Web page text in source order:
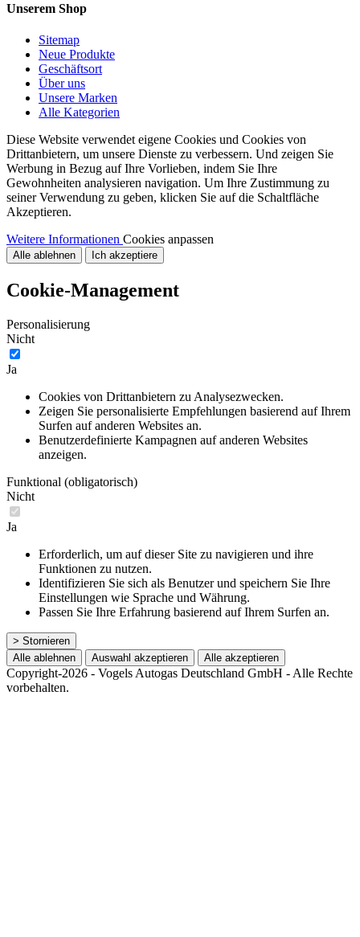
Unserem Shop
Sitemap
Neue Produkte
Geschäftsort
Über uns
Unsere Marken
Alle Kategorien
Diese Website verwendet eigene Cookies und Cookies von
Drittanbietern, um unsere Dienste zu verbessern. Und zeigen Sie
Werbung in Bezug auf Ihre Vorlieben, indem Sie Ihre
Gewohnheiten analysieren navigation. Um Ihre Zustimmung zu
seiner Verwendung zu geben, klicken Sie auf die Schaltfläche
Akzeptieren.
Weitere Informationen Cookies anpassen
Alle ablehnen Ich akzeptiere
Cookie-Management
Personalisierung
Nicht
Ja
Cookies von Drittanbietern zu Analysezwecken.
Zeigen Sie personalisierte Empfehlungen basierend auf Ihrem
Surfen auf anderen Websites an.
Benutzerdefinierte Kampagnen auf anderen Websites
anzeigen.
Funktional (obligatorisch)
Nicht
Ja
Erforderlich, um auf dieser Site zu navigieren und ihre
Funktionen zu nutzen.
Identifizieren Sie sich als Benutzer und speichern Sie Ihre
Einstellungen wie Sprache und Währung.
Passen Sie Ihre Erfahrung basierend auf Ihrem Surfen an.
> Stornieren
Alle ablehnen
Auswahl akzeptieren Alle akzeptieren
Copyright-2026 - Vogels Autogas Deutschland GmbH - Alle Rechte
vorbehalten.